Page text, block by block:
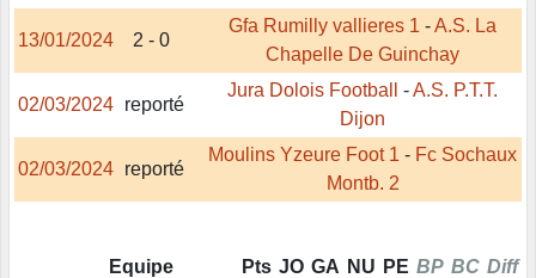
13/01/2024 2 - 0
Gfa Rumilly vallieres 1 -A.S. La
Chapelle De Guinchay
02/03/2024 reporté
Jura Dolois Football -A.S. P.T.T.
Dijon
02/03/2024 reporté
Moulins Yzeure Foot 1 - Fc Sochaux
Montb. 2
Equipe Pts JO GA NU PE BP BC Diff